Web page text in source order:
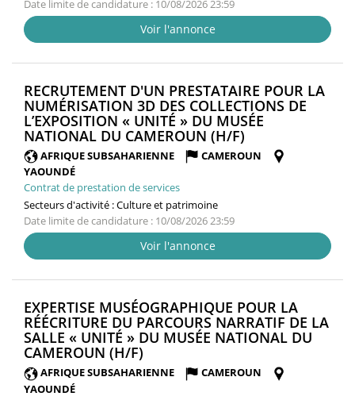
Date limite de candidature : 10/08/2026 23:59
Voir l'annonce
RECRUTEMENT D'UN PRESTATAIRE POUR LA
NUMÉRISATION 3D DES COLLECTIONS DE
L’EXPOSITION « UNITÉ » DU MUSÉE
NATIONAL DU CAMEROUN (H/F)
FENÊTRE)
AFRIQUE SUBSAHARIENNE
CAMEROUN
YAOUNDÉ
Contrat de prestation de services
Secteurs d'activité :Culture et patrimoine
Date limite de candidature : 10/08/2026 23:59
Voir l'annonce
EXPERTISE MUSÉOGRAPHIQUE POUR LA
RÉÉCRITURE DU PARCOURS NARRATIF DE LA
SALLE « UNITÉ » DU MUSÉE NATIONAL DU
CAMEROUN (H/F)
FENÊTRE)
AFRIQUE SUBSAHARIENNE
CAMEROUN
YAOUNDÉ